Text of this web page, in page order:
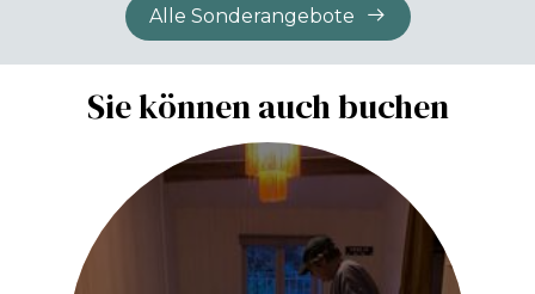
Alle Sonderangebote
Sie können auch buchen